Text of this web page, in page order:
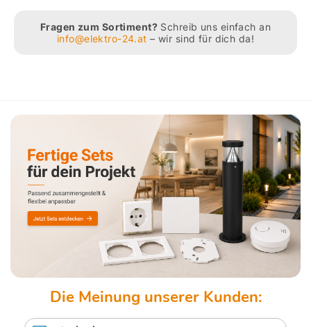
Fragen zum Sortiment? Schreib uns einfach an
info@elektro-24.at – wir sind für dich da!